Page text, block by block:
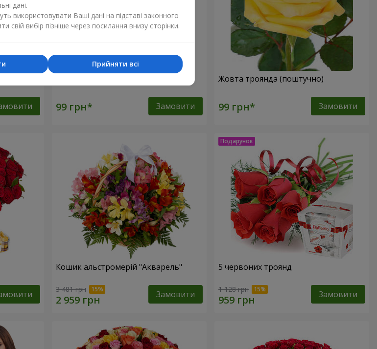
Замовити
Жовта троянда (поштучно)
Замовити
Кошик альстромерій "Акварель"
3 481 грн Замовити
5 червоних троянд
1 128 грн Замовити
дані.
використовувати Ваші дані на підставі законного
свій вибір пізніше через посилання внизу сторінки.
Прийняти всі